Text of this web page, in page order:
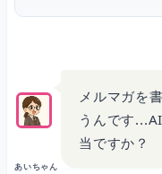
仕組み2：口調・文体
あいちゃん
メルマガを
うんです
当ですか？